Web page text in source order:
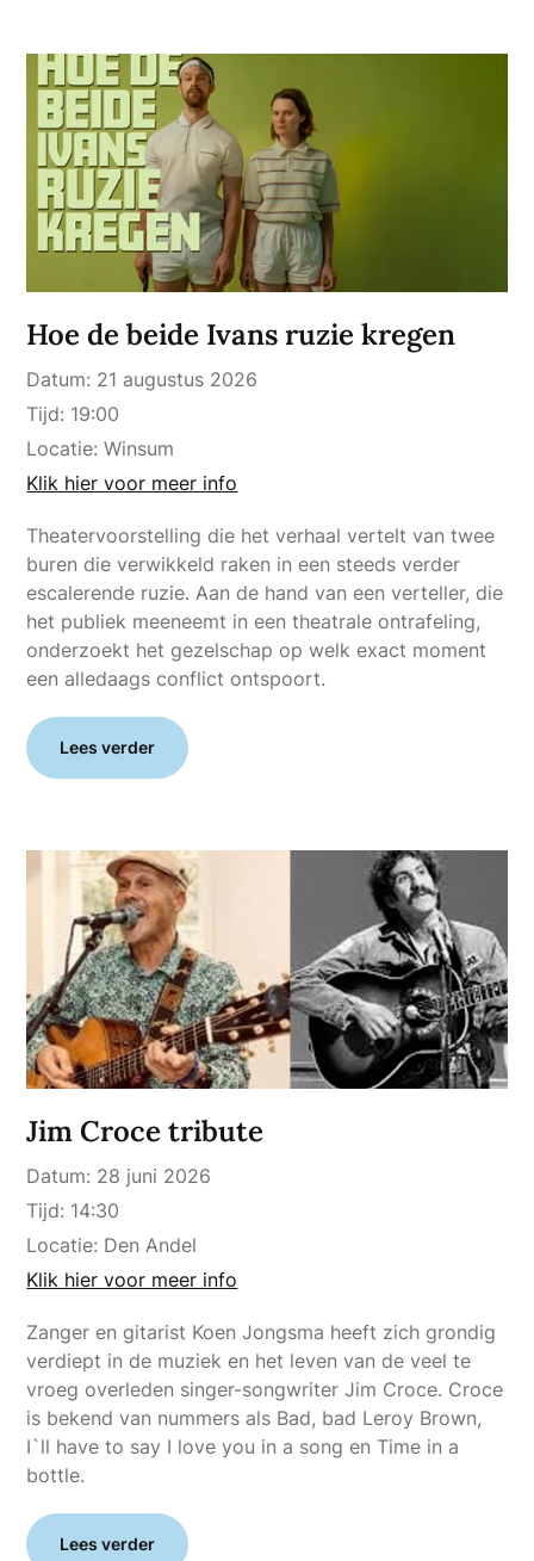
Hoe de beide Ivans ruzie kregen
Datum: 21 augustus 2026
Tijd: 19:00
Locatie:Winsum
Klik hier voor meer info
Theatervoorstelling die het verhaal vertelt van twee
buren die verwikkeld raken in een steeds verder
escalerende ruzie. Aan de hand van een verteller, die
het publiek meeneemt in een theatrale ontrafeling,
onderzoekt het gezelschap op welk exact moment
een alledaags conflict ontspoort.
Lees verder
Jim Croce tribute
Datum: 28 juni 2026
Tijd: 14:30
Locatie: Den Andel
Klik hier voor meer info
Zanger en gitarist Koen Jongsma heeft zich grondig
verdiept in de muziek en het leven van de veel te
vroeg overleden singer-songwriter Jim Croce. Croce
is bekend van nummers als Bad, bad Leroy Brown,
I`ll have to say I love you in a song en Time in a
bottle.
Lees verder